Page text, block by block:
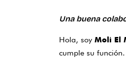
Una buena
Hola, soy Moli El
cumple su función.